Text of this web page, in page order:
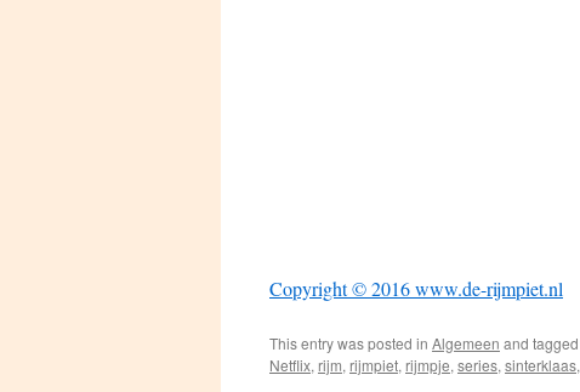
Copyright © 2016 www.de-rijmpiet.nl
This entry was posted in Algemeen and tagged
Netflix, rijm, rijmpiet, rijmpje, series, sinterklaas,